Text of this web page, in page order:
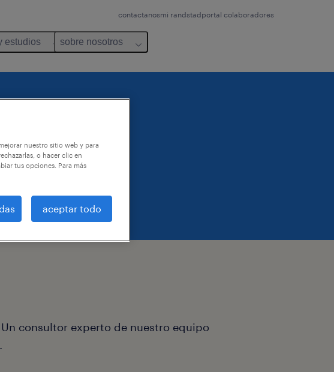
contactanosmi randstadportal colaboradores
estudios sobre nosotros
consultor experto de nuestro equipo
nuestro sitio web y para
o hacer clic en
tus opciones. Para más
aceptar todo